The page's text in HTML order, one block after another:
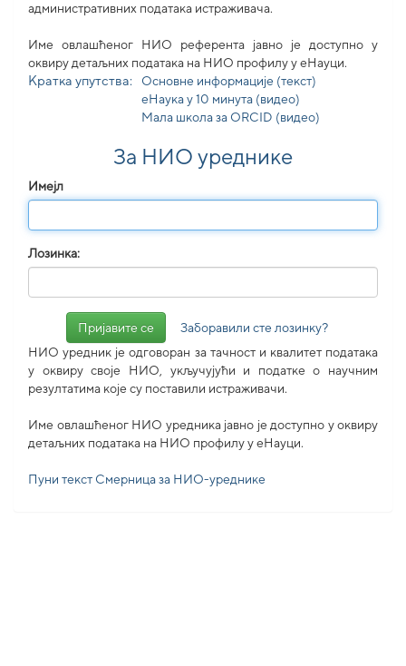
административних података истраживача.
Име овлашћеног НИО референта јавно је доступно у
оквиру детаљних података на НИО профилу у еНауци.
Кратка упутства:
Основне информације (текст)
еНаука у 10 минута (видео)
Мала школа за ORCID (видео)
За НИО уреднике
Имејл
Лозинка:
Заборавили сте лозинку?
НИО уредник је одговоран за тачност и квалитет података
у оквиру своје НИО, укључујући и податке о научним
резултатима које су поставили истраживачи.
Име овлашћеног НИО уредника јавно је доступно у оквиру
детаљних података на НИО профилу у еНауци.
Пуни текст Смерница за НИО-уреднике